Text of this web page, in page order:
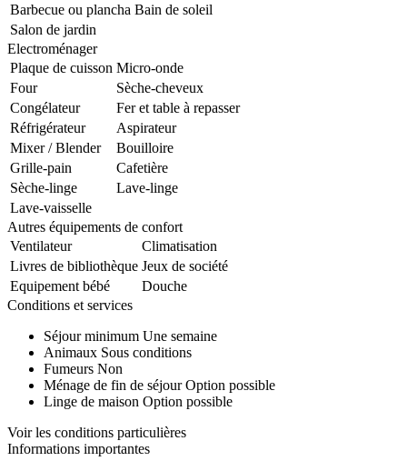
Barbecue ou plancha Bain de soleil
Salon de jardin
Electroménager
Plaque de cuisson Micro-onde
Four
Sèche-cheveux
Congélateur
Fer et table à repasser
Réfrigérateur
Aspirateur
Mixer / Blender
Bouilloire
Grille-pain
Cafetière
Sèche-linge
Lave-linge
Lave-vaisselle
Autres équipements de confort
Ventilateur
Climatisation
Livres de bibliothèque Jeux de société
Equipement bébé
Douche
Conditions et services
Séjour minimum Une semaine
Animaux Sous conditions
Fumeurs Non
Ménage de fin de séjour Option possible
Linge de maison Option possible
Voir les conditions particulières
Informations importantes